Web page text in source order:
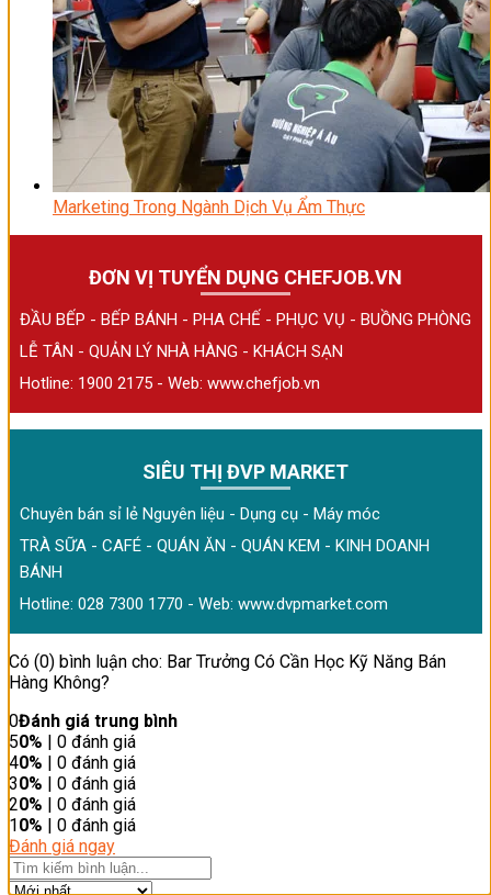
Marketing Trong Ngành Dịch Vụ Ẩm Thực
ĐƠN VỊ TUYỂN DỤNG CHEFJOB.VN
ĐẦU BẾP - BẾP BÁNH - PHA CHẾ - PHỤC VỤ - BUỒNG PHÒNG
LỄ TÂN - QUẢN LÝ NHÀ HÀNG - KHÁCH SẠN
Hotline: 1900 2175 - Web: www.chefjob.vn
SIÊU THỊ ĐVP MARKET
Chuyên bán sỉ lẻ Nguyên liệu - Dụng cụ - Máy móc
TRÀ SỮA - CAFÉ - QUÁN ĂN - QUÁN KEM - KINH DOANH
BÁNH
Hotline: 028 7300 1770 - Web: www.dvpmarket.com
Có (0) bình luận cho: Bar Trưởng Có Cần Học Kỹ Năng Bán
Hàng Không?
0Đánh giá trung bình
50% | 0 đánh giá
40% | 0 đánh giá
30% | 0 đánh giá
20% | 0 đánh giá
1 0% | 0 đánh giá
Đánh giá ngay